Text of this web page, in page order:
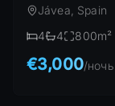
Jávea, Spain
4
4 800m²
€3,000/ночь